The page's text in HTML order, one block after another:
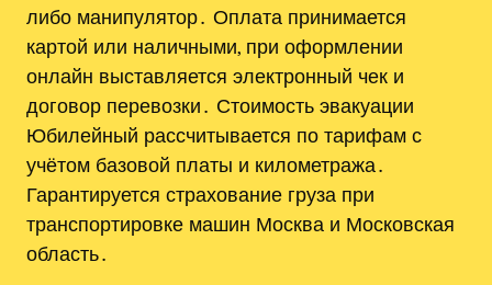
либо манипулятор․ Оплата принимается
картой или наличными, при оформлении
онлайн выставляется электронный чек и
договор перевозки․ Стоимость эвакуации
Юбилейный рассчитывается по тарифам с
учётом базовой платы и километража․
Гарантируется страхование груза при
транспортировке машин Москва и Московская
область․